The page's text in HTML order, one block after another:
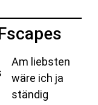
Am liebsten
wäre ich ja
ständig